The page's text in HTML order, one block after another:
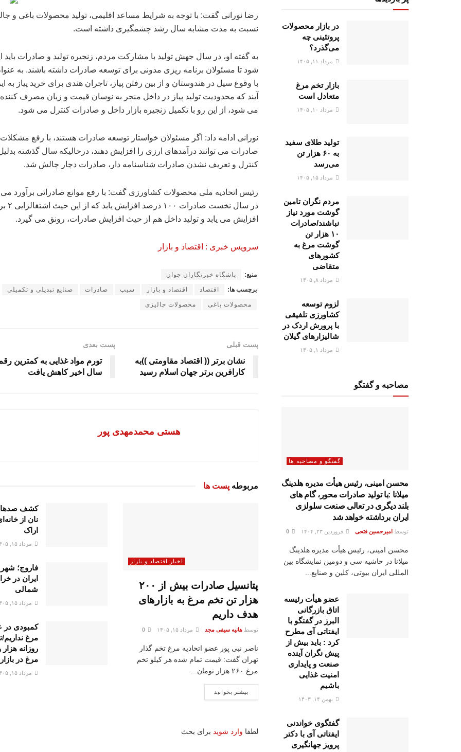
رضا نورانی گفت: با توجه به شرایط مساعد اقلیمی، تولید محصولات باغی و
نسبت به مدت مشابه سال رشد چشمگیری داشته است.
به گفته او، در سال جهش تولید با مشارکت مردم، زنجیره تولید و صادرات باید
شود تا مسئولان برنامه ریزی مدونی برای توسعه صادرات داشته باشند. به
با وقوع سیل در هندوستان و از بین رفتن پیاز، تاجران هندی برای خرید پیاز به
آیند که محدودیت تولید پیاز در داخل منجر به نوسان قیمت و زیان مصرف
می شود، از این رو با تکمیل زنجیره بازار داخل و صادرات کنترل می شود.
نورانی ادامه داد: اگر مسئولان خواستار توسعه صادرات هستند، با رفع مشکلات
صادرات می توانند درآمدهای ارزی را افزایش دهند، درحالیکه سال گذشته
کنترل و تعریف نشدن صادرات شناسنامه دار، صادرات دچار چالش شد.
رئیس اتحادیه ملی محصولات کشاورزی گفت: با رفع موانع صادراتی برآورد
در سال نخست صادرات ۱۰۰
افزایش می یابد و تولید داخل هم از حیث افزایش صادرات، رونق می گیرد.
سرویس خبری : اقتصاد و بازار
منبع: باشگاه خبرنگاران جوان
برچسب ها: اقتصاد اقتصاد و بازار سیب صادرات صنایع تبدیلی و تکمیلی
محصولات باغی محصولات جالیزی
پست قبلی
نشان برتر (( اقتصاد مقاومتی ))به
کارافرین برتر جهان اسلام رسید
پست بعدی
سال اخیر کاهش یافت
هستی محمدمهدی پور
مربوطه پست ها
اخبار اقتصاد و بازار
پتانسیل صادرات بیش از ۲۰۰
هزار تن تخم مرغ به بازار‌های
هدف داریم
توسط هانیه سیفی مجد مرداد ۱۵, ۱۴۰۵ 0
ناصر نبی پور عضو اتحادیه مرغ تخم گذار
تهران گفت: قیمت تمام شده هر کیلو تخم
مرغ ۲۶۰ هزار تومان...
بیشتر بخوانید
کشف
نان از
اراک
مرداد ۱۵, ۱۴۰۵
فاروج؛
ایران در
شمالی
مرداد ۱۵, ۱۴۰۵
کمبودی در
مرغ نداریم/
مرغ در بازار
مرداد ۱۵, ۱۴۰۵
لطفا وارد شوید برای بحث
در بازار محصولات
پروتئینی چه
می‌گذرد؟
مرداد ۱۱, ۱۴۰۵
بازار تخم مرغ
متعادل است
مرداد ۱۰, ۱۴۰۵
تولید طلای سفید
به ۶۰ هزار تن
می‌رسد
مرداد ۱۵, ۱۴۰۵
مردم نگران تامین
گوشت مورد نیاز
نباشند/صادرات
۱۰ هزار تن
گوشت مرغ به
کشورهای
متقاضی
مرداد ۸, ۱۴۰۵
لزوم توسعه
کشاورزی تلفیقی
با پرورش اردک در
شالیزارهای گیلان
مرداد ۱, ۱۴۰۵
مصاحبه و گفتگو
گفتگو و مصاحبه ها
محسن امینی، رئیس هیأت مدیره هلدینگ
میلانا :با تولید صادرات محور، گام های
بلند دیگری در تعالی صنعت سلولزی
ایران برداشته خواهد شد
توسط امیرحسین فتحی فروردین ۲۳, ۱۴۰۴
محسن امینی، رئیس هیأت مدیره هلدینگ
میلانا در حاشیه سی و دومین نمایشگاه بین
المللی ایران بیوتی، کلین و صنایع...
عضو هیأت رئیسه
اتاق بازرگانی
البرز در گفتگو با
ایفتاتی آی مطرح
کرد : باید بیش از
پیش نگران آینده
صنعت و پایداری
امنیت غذایی
باشیم
بهمن ۱۴, ۱۴۰۳
گفتگوی خواندنی
ایفتاتی آی با دکتر
پرویز جهانگیری